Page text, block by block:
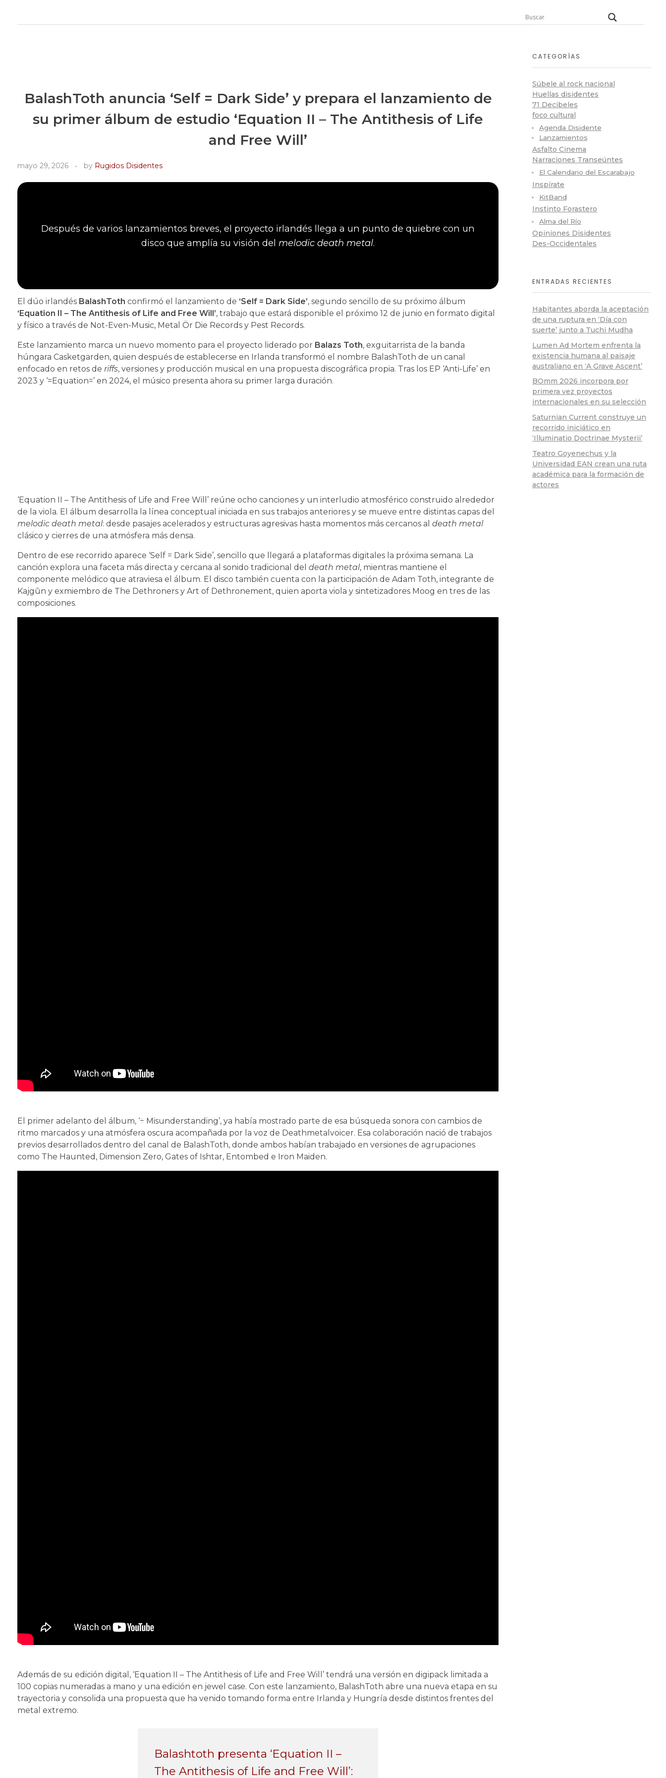
Rugidos Disidentes
Bogotá - Colombia | ISSN 2619-5569
BalashToth anuncia ‘Self = Dark Side’ y prepara el lanzamiento de
su primer álbum de estudio ‘Equation II – The Antithesis of Life
and Free Will’
mayo 29, 2026 by Rugidos Disidentes
Después de varios lanzamientos breves, el proyecto irlandés llega a un punto de quiebre con un
disco que amplía su visión del melodic death metal.
El dúo irlandés BalashToth confirmó el lanzamiento de ‘Self = Dark Side’, segundo sencillo de su próximo álbum
‘Equation II – The Antithesis of Life and Free Will’, trabajo que estará disponible el próximo 12 de junio en formato digital
y físico a través de Not-Even-Music, Metal Ör Die Records y Pest Records.
Este lanzamiento marca un nuevo momento para el proyecto liderado por Balazs Toth, exguitarrista de la banda
húngara Casketgarden, quien después de establecerse en Irlanda transformó el nombre BalashToth de un canal
enfocado en retos de riffs, versiones y producción musical en una propuesta discográfica propia. Tras los EP ‘Anti-Life’ en
2023 y ‘=Equation=’ en 2024, el músico presenta ahora su primer larga duración.
‘Equation II – The Antithesis of Life and Free Will’ reúne ocho canciones y un interludio atmosférico construido alrededor
de la viola. El álbum desarrolla la línea conceptual iniciada en sus trabajos anteriores y se mueve entre distintas capas del
melodic death metal: desde pasajes acelerados y estructuras agresivas hasta momentos más cercanos al death metal
clásico y cierres de una atmósfera más densa.
Dentro de ese recorrido aparece ‘Self = Dark Side’, sencillo que llegará a plataformas digitales la próxima semana. La
canción explora una faceta más directa y cercana al sonido tradicional del death metal, mientras mantiene el
componente melódico que atraviesa el álbum. El disco también cuenta con la participación de Adam Toth, integrante de
Kajgūn y exmiembro de The Dethroners y Art of Dethronement, quien aporta viola y sintetizadores Moog en tres de las
composiciones.
El primer adelanto del álbum, ‘÷ Misunderstanding’, ya había mostrado parte de esa búsqueda sonora con cambios de
ritmo marcados y una atmósfera oscura acompañada por la voz de Deathmetalvoicer. Esa colaboración nació de trabajos
previos desarrollados dentro del canal de BalashToth, donde ambos habían trabajado en versiones de agrupaciones
como The Haunted, Dimension Zero, Gates of Ishtar, Entombed e Iron Maiden.
Además de su edición digital, ‘Equation II – The Antithesis of Life and Free Will’ tendrá una versión en digipack limitada a
100 copias numeradas a mano y una edición en jewel case. Con este lanzamiento, BalashToth abre una nueva etapa en su
trayectoria y consolida una propuesta que ha venido tomando forma entre Irlanda y Hungría desde distintos frentes del
metal extremo.
Balashtoth presenta ‘Equation II –
The Antithesis of Life and Free Will’:
CATEGORÍAS
Súbele al rock nacional
Huellas disidentes
71 Decibeles
foco cultural
Agenda Disidente
Lanzamientos
Asfalto Cinema
Narraciones Transeúntes
El Calendario del Escarabajo
Inspírate
KitBand
Instinto Forastero
Alma del Río
Opiniones Disidentes
Des-Occidentales
ENTRADAS RECIENTES
Habitantes aborda la aceptación
de una ruptura en ‘Día con
suerte’ junto a Tuchi Mudha
Lumen Ad Mortem enfrenta la
existencia humana al paisaje
australiano en ‘A Grave Ascent’
BOmm 2026 incorpora por
primera vez proyectos
internacionales en su selección
Saturnian Current construye un
recorrido iniciático en
‘Illuminatio Doctrinae Mysterii’
Teatro Goyenechus y la
Universidad EAN crean una ruta
académica para la formación de
actores